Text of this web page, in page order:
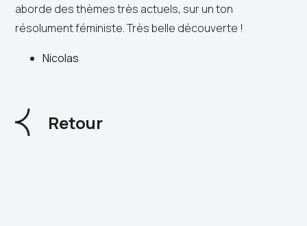
aborde des thèmes très actuels, sur un ton
résolument féministe. Très belle découverte !
Nicolas
Retour